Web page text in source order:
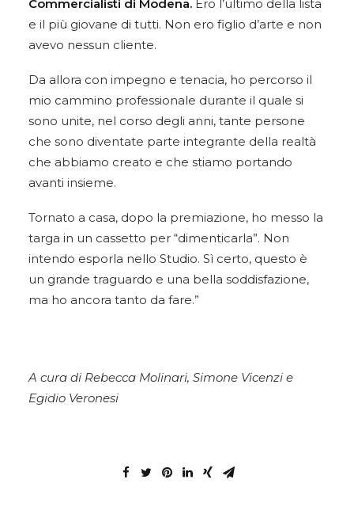
Commercialisti di Modena. Ero l’ultimo della lista
e il più giovane di tutti. Non ero figlio d’arte e non
avevo nessun cliente.
Da allora con impegno e tenacia, ho percorso il
mio cammino professionale durante il quale si
sono unite, nel corso degli anni, tante persone
che sono diventate parte integrante della realtà
che abbiamo creato e che stiamo portando
avanti insieme.
Tornato a casa, dopo la premiazione, ho messo la
targa in un cassetto per “dimenticarla”. Non
intendo esporla nello Studio. Sì certo, questo è
un grande traguardo e una bella soddisfazione,
ma ho ancora tanto da fare.”
A cura di Rebecca Molinari, Simone Vicenzi e
Egidio Veronesi